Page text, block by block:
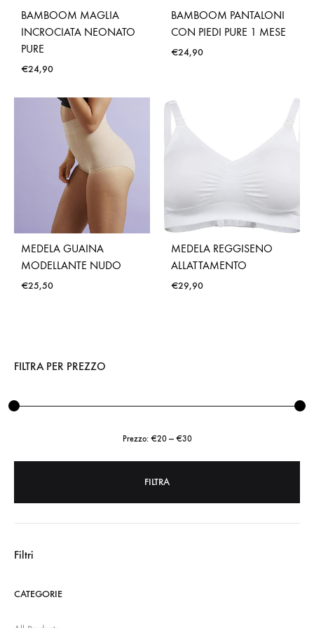
BAMBOOM MAGLIA
INCROCIATA NEONATO
PURE
€24,90
BAMBOOM PANTALONI
CON PIEDI PURE 1 MESE
€24,90
MEDELA GUAINA
MODELLANTE NUDO
€25,50
MEDELA REGGISENO
ALLATTAMENTO
€29,90
FILTRA PER PREZZO
FILTRA
Prezzo: €20— €30
Filtri
CATEGORIE